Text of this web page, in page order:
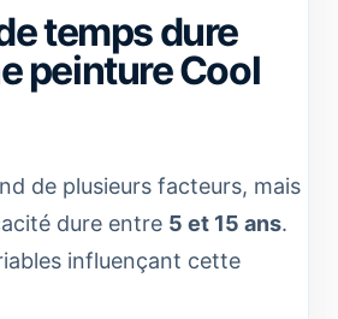
temps dure
peinture Cool
de plusieurs facteurs, mais
dure entre 5 et 15 ans.
influençant cette